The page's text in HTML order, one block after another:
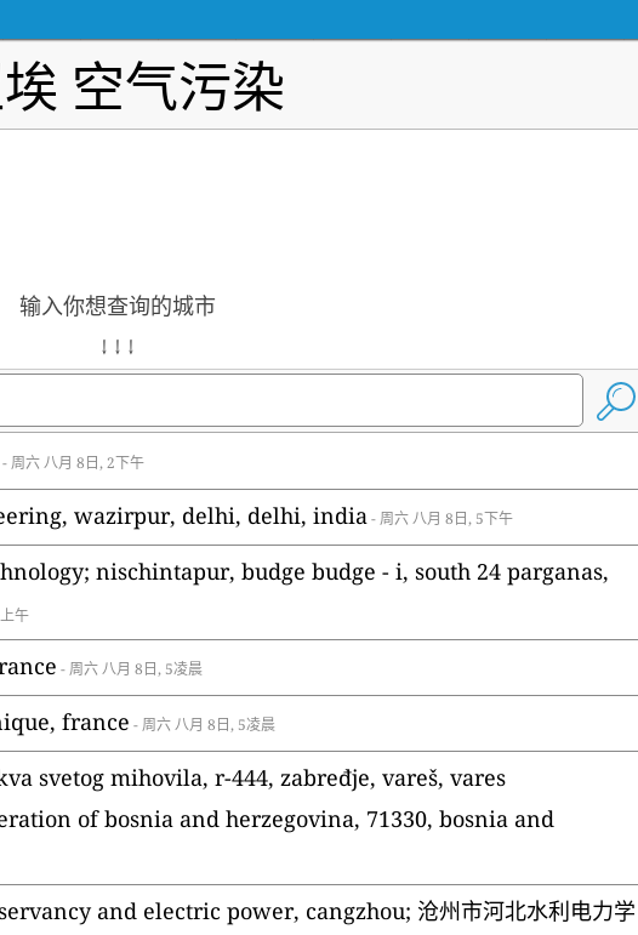
空气污染
输入你想查询的城市
↓ ↓ ↓
- 周六 八月 8日, 2下午
wazirpur, delhi, delhi, india- 周六 八月 8日, 5下午
nischintapur, budge budge - i, south 24 parganas,
午
- 周六 八月 8日, 5凌晨
france - 周六 八月 8日, 5凌晨
svetog mihovila, r-444, zabređje, vareš, vares
of bosnia and herzegovina, 71330, bosnia and
and electric power, cangzhou; 沧州市河北水利电力学